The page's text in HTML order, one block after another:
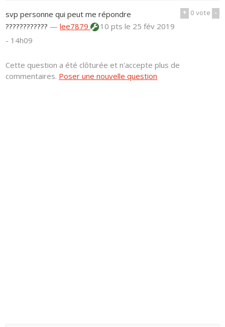
+ 0vote -
svp personne qui peut me répondre
???????????? —lee7879 10 ptsle 25 fév 2019
- 14h09
Cette question a été clôturée et n'accepte plus de
commentaires. Poser une nouvelle question